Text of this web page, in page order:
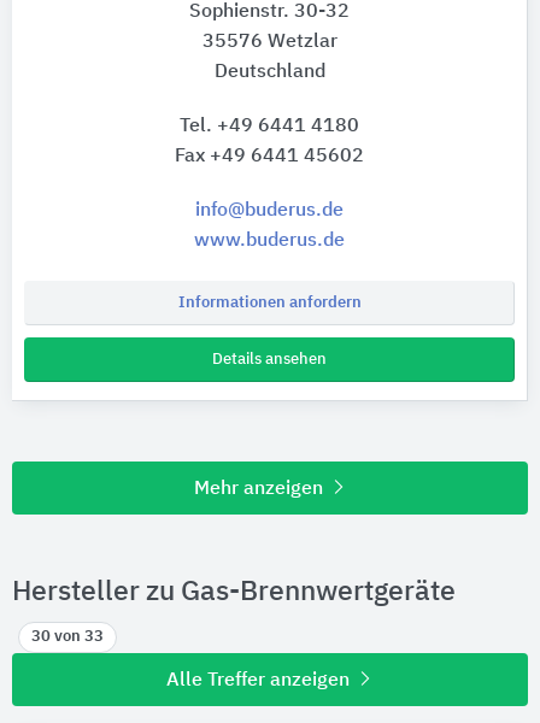
Sophienstr. 30-32
35576 Wetzlar
Deutschland
Tel. +49 6441 4180
Fax +49 6441 45602
info@buderus.de
www.buderus.de
Informationen anfordern
Details ansehen
Mehr anzeigen
Hersteller zu Gas-Brennwertgeräte
30 von 33
Alle Treffer anzeigen